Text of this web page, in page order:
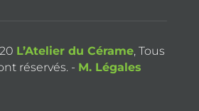
L’Atelier du Cérame, Tous
réservés. - M. Légales